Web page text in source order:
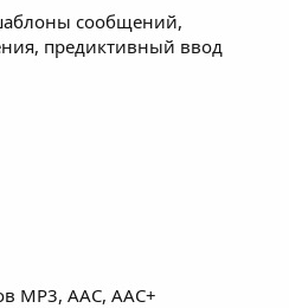
сообщений,
предиктивный ввод
MP3, AAC, AAC+